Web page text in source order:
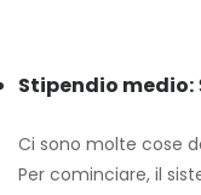
Stipendio medio:
Ci sono molte cose
Per cominciare, il